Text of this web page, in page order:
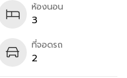
ห้องนอน
3
ที่จอดรถ
2